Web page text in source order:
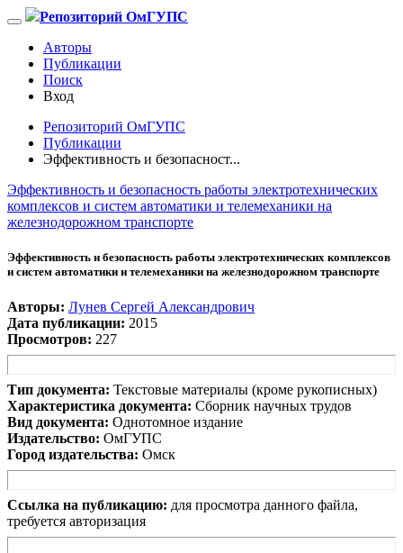
Репозиторий ОмГУПС
Авторы
Публикации
Поиск
Вход
Репозиторий ОмГУПС
Публикации
Эффективность и безопасност...
Эффективность и безопасность работы электротехнических
комплексов и систем автоматики и телемеханики на
железнодорожном транспорте
Эффективность и безопасность работы электротехнических комплексов
и систем автоматики и телемеханики на железнодорожном транспорте
Авторы: Лунев Сергей Александрович
Дата публикации: 2015
Просмотров: 227
Тип документа: Текстовые материалы (кроме рукописных)
Характеристика документа: Сборник научных трудов
Вид документа: Однотомное издание
Издательство: ОмГУПС
Город издательства: Омск
Ссылка на публикацию: для просмотра данного файла,
требуется авторизация